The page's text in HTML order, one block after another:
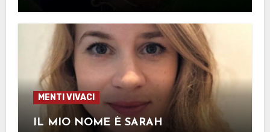
MENTI VIVACI
IL MIO NOME È SARAH